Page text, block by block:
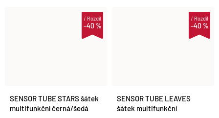
–40 %
iRozdíl
SENSOR TUBE STARS šátek
multifunkční černá/šedá
–40 %
iRozdíl
SENSOR TUBE LEAVES
šátek multifunkční